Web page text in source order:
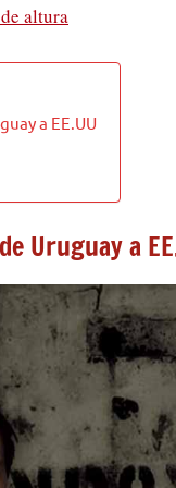
altura
a EE.UU
Uruguay a